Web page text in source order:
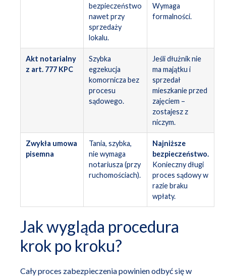
bezpieczeństwo
nawet przy
sprzedaży
lokalu.
Wymaga
formalności.
Akt notarialny
z art. 777 KPC
Szybka
egzekucja
komornicza bez
procesu
sądowego.
Jeśli dłużnik nie
ma majątku i
sprzedał
mieszkanie przed
zajęciem –
zostajesz z
niczym.
Zwykła umowa
pisemna
Tania, szybka,
nie wymaga
notariusza (przy
ruchomościach).
Najniższe
bezpieczeństwo.
Konieczny długi
proces sądowy w
razie braku
wpłaty.
Jak wygląda procedura
krok po kroku?
Cały proces zabezpieczenia powinien odbyć się w